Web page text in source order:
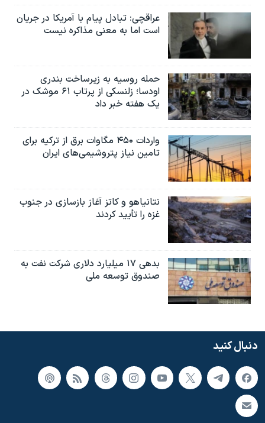
عراقچی: تبادل پیام با آمریکا در جریان
است اما به معنی مذاکره نیست
حمله روسیه به زیرساخت بندری
اودسا؛ زلنسکی از پرتاب ۶۱ موشک در
یک هفته خبر داد
واردات ۴۵۰ مگاوات برق از ترکیه برای
تامین نیاز پتروشیمی‌های ایران
نتانیاهو و کاتز آغاز بازسازی در جنوب
غزه را تأیید کردند
بدهی ۱۷ میلیارد دلاری شرکت نفت به
صندوق توسعه ملی
دنبال کنید